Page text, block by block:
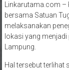
Linkarutama.com –
bersama Satuan
melaksanakan
lokasi yang
Lampung.
Hal tersebut terlihat